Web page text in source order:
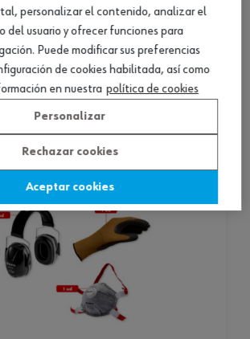
1 producto
Consultar versiones
personalizar el contenido, analizar el
del usuario y ofrecer funciones para
Puede modificar sus preferencias
de cookies habilitada, así como
en nuestra política de cookies
Personalizar
Rechazar cookies
Aceptar cookies